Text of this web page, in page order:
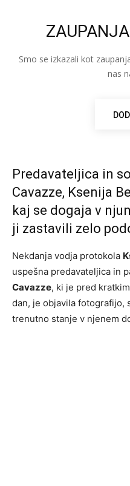
Smo se izkazali kot
nas
Predavateljica in
Cavazze, Ksenija
kaj se dogaja v
ji zastavili zelo
Nekdanja vodja protokola
uspešna predavateljica in
Cavazze, ki je pred
dan, je objavila fotografijo,
trenutno stanje v njenem